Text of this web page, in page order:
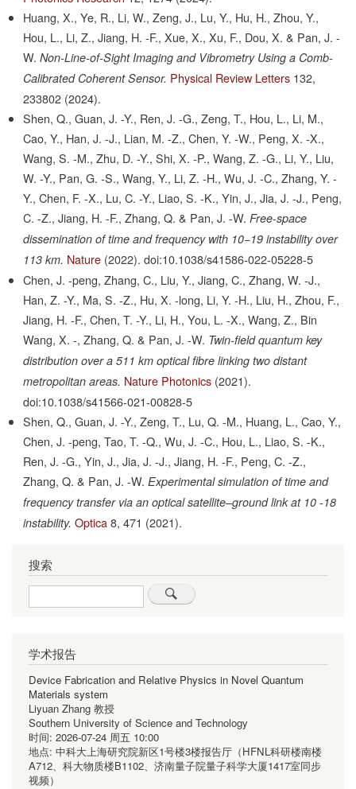
Huang, X., Ye, R., Li, W., Zeng, J., Lu, Y., Hu, H., Zhou, Y.,
Hou, L., Li, Z., Jiang, H. -F., Xue, X., Xu, F., Dou, X. & Pan, J. -
W. Non-Line-of-Sight Imaging and Vibrometry Using a Comb-
Calibrated Coherent Sensor. Physical Review Letters 132,
233802 (2024).
Shen, Q., Guan, J. -Y., Ren, J. -G., Zeng, T., Hou, L., Li, M.,
Cao, Y., Han, J. -J., Lian, M. -Z., Chen, Y. -W., Peng, X. -X.,
Wang, S. -M., Zhu, D. -Y., Shi, X. -P., Wang, Z. -G., Li, Y., Liu,
W. -Y., Pan, G. -S., Wang, Y., Li, Z. -H., Wu, J. -C., Zhang, Y. -
Y., Chen, F. -X., Lu, C. -Y., Liao, S. -K., Yin, J., Jia, J. -J., Peng,
C. -Z., Jiang, H. -F., Zhang, Q. & Pan, J. -W. Free-space
dissemination of time and frequency with 10−19 instability over
113 km. Nature (2022). doi:10.1038/s41586-022-05228-5
Chen, J. -peng, Zhang, C., Liu, Y., Jiang, C., Zhang, W. -J.,
Han, Z. -Y., Ma, S. -Z., Hu, X. -long, Li, Y. -H., Liu, H., Zhou, F.,
Jiang, H. -F., Chen, T. -Y., Li, H., You, L. -X., Wang, Z., Bin
Wang, X. -, Zhang, Q. & Pan, J. -W. Twin-field quantum key
distribution over a 511 km optical fibre linking two distant
metropolitan areas. Nature Photonics (2021).
doi:10.1038/s41566-021-00828-5
Shen, Q., Guan, J. -Y., Zeng, T., Lu, Q. -M., Huang, L., Cao, Y.,
Chen, J. -peng, Tao, T. -Q., Wu, J. -C., Hou, L., Liao, S. -K.,
Ren, J. -G., Yin, J., Jia, J. -J., Jiang, H. -F., Peng, C. -Z.,
Zhang, Q. & Pan, J. -W. Experimental simulation of time and
frequency transfer via an optical satellite–ground link at 10 -18
instability. Optica 8, 471 (2021).
搜索
Search
学术报告
Device Fabrication and Relative Physics in Novel Quantum
Materials system
Liyuan Zhang 教授
Southern University of Science and Technology
时间: 2026-07-24 周五 10:00
地点: 中科大上海研究院新区1号楼3楼报告厅（HFNL科研楼南楼
A712、科大物质楼B1102、济南量子院量子科学大厦1417室同步
视频）